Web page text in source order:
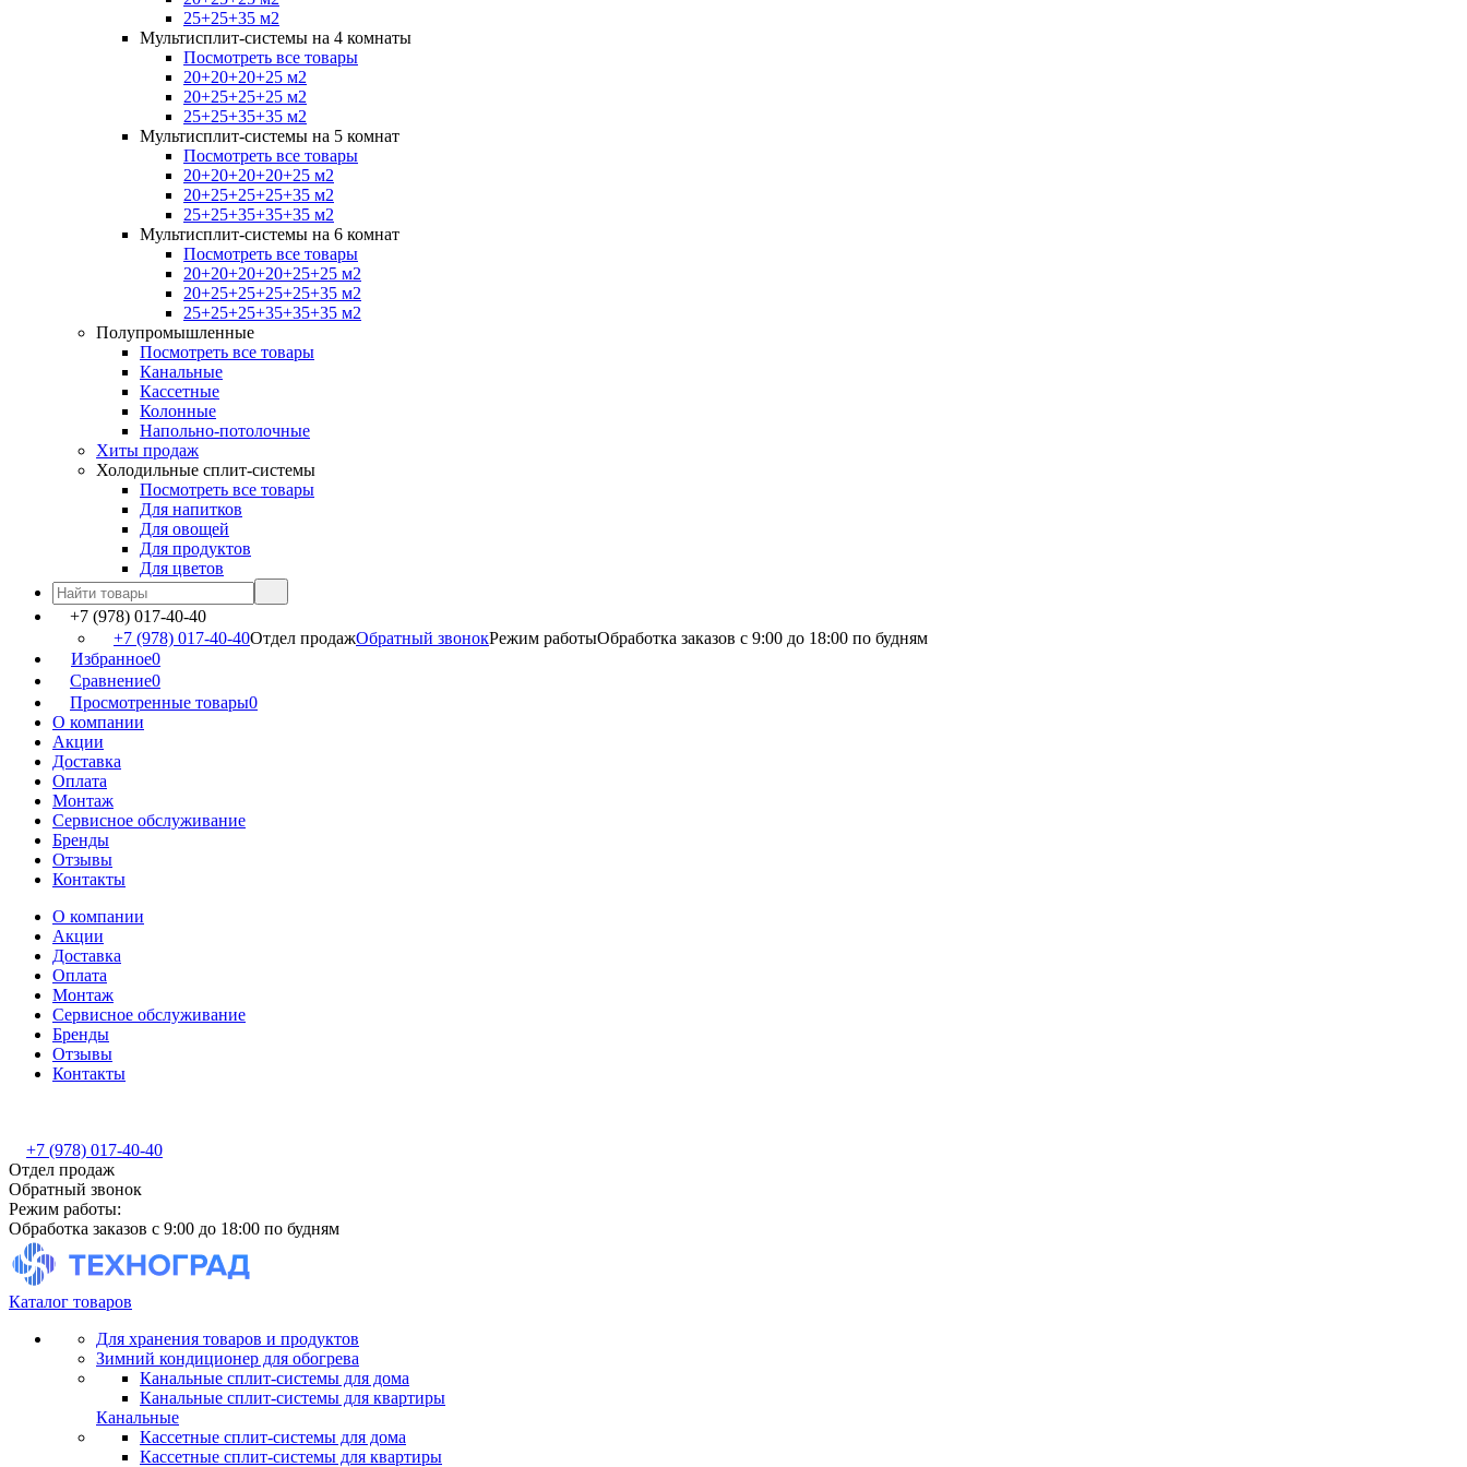
25+25+35 м2
Мультисплит-системы на 4 комнаты
Посмотреть все товары
20+20+20+25 м2
20+25+25+25 м2
25+25+35+35 м2
Мультисплит-системы на 5 комнат
Посмотреть все товары
20+20+20+20+25 м2
20+25+25+25+35 м2
25+25+35+35+35 м2
Мультисплит-системы на 6 комнат
Посмотреть все товары
20+20+20+20+25+25 м2
20+25+25+25+25+35 м2
25+25+25+35+35+35 м2
Полупромышленные
Посмотреть все товары
Канальные
Кассетные
Колонные
Напольно-потолочные
Хиты продаж
Холодильные сплит-системы
Посмотреть все товары
Для напитков
Для овощей
Для продуктов
Для цветов
+7 (978) 017-40-40
+7 (978) 017-40-40Отдел продажОбратный звонокРежим работыОбработка заказов с 9:00 до 18:00 по будням
Избранное0
Сравнение0
Просмотренные товары0
О компании
Акции
Доставка
Оплата
Монтаж
Сервисное обслуживание
Бренды
Отзывы
Контакты
О компании
Акции
Доставка
Оплата
Монтаж
Сервисное обслуживание
Бренды
Отзывы
Контакты
+7 (978) 017-40-40
Отдел продаж
Обратный звонок
Режим работы:
Обработка заказов с 9:00 до 18:00 по будням
Каталог товаров
Для хранения товаров и продуктов
Зимний кондиционер для обогрева
Канальные сплит-системы для дома
Канальные сплит-системы для квартиры
Канальные
Кассетные сплит-системы для дома
Кассетные сплит-системы для квартиры